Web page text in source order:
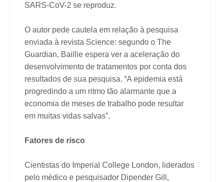
SARS-CoV-2 se reproduz.
O autor pede cautela em relação à pesquisa
enviada à revista Science: segundo o The
Guardian, Baillie espera ver a aceleração do
desenvolvimento de tratamentos por conta dos
resultados de sua pesquisa. “A epidemia está
progredindo a um ritmo tão alarmante que a
economia de meses de trabalho pode resultar
em muitas vidas salvas”.
Fatores de risco
Cientistas do Imperial College London, liderados
pelo médico e pesquisador Dipender Gill,